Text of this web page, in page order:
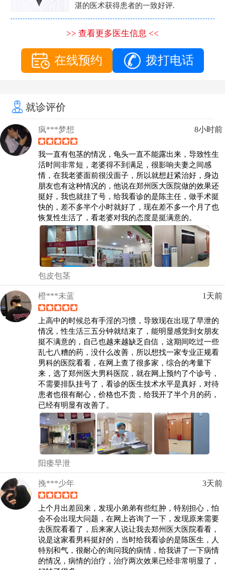
湛的医术获得患者的一致好评.
>> 查看更多医生信息 <<
在线预约 拨打电话
就诊评价
疯***梦想 8小时前
我一直有包茎的情况，龟头一直不能露出来，导致性生
活时间非常短，老婆得不到满足，很影响夫妻之间感
情，在我老婆面前很没面子，所以就想赶紧治好，身边
朋友也有这种情况的，他说在郑州医大医院做的效果还
挺好，我也就挂了号，给我看诊的是陈主任，做手术挺
快的，差不多半个小时就好了，现在差不多一个月了也
恢复性生活了，看老婆对我的态度是挺满意的。
包皮包茎
橙***未蓝 1天前
上高中的时候总有手淫的习惯，导致现在出现了早泄的
情况，性生活三五分钟就结束了，能明显感觉到女朋友
挺不满意的，自己也越来越缺乏自信，这期间吃过一些
乱七八糟的药，没什么改善，所以想找一家专业正规看
男科的医院看看，在网上查了很多家，综合的考量下
来，选了郑州医大男科医院，就在网上预约了个诊号，
不需要排队挂号了，看诊的医生技术水平是真好，对待
患者也很有耐心，价格也不贵，给我开了半个月的药，
已经有明显有改善了。
阳痿早泄
挽***少年 3天前
上个月出差回来，发现小弟弟有些红肿，特别担心，怕
会不会出现大问题，在网上咨询了一下，发现原来需要
去医院看看了，后来家人说让我去郑州医大医院看看，
说是这家看男科挺好的，当时给我看诊的是陈医生，人
特别和气，很耐心的询问我的病情，给我讲了一下病情
的情况，病情的治疗，治疗两次效果已经非常明显了，